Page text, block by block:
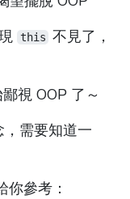
this 不見了，
視 OOP 了～
需要知道一
參考：